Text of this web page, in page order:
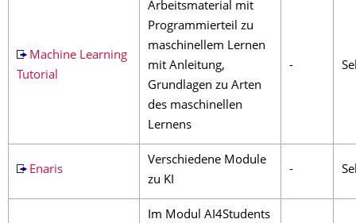
Machine Learning
Tutorial
Arbeitsmaterial mit
Programmierteil zu
maschinellem Lernen
mit Anleitung,
Grundlagen zu Arten
des maschinellen
Lernens
-
Enaris
Verschiedene Module
zu KI
-
Im Modul AI4Students